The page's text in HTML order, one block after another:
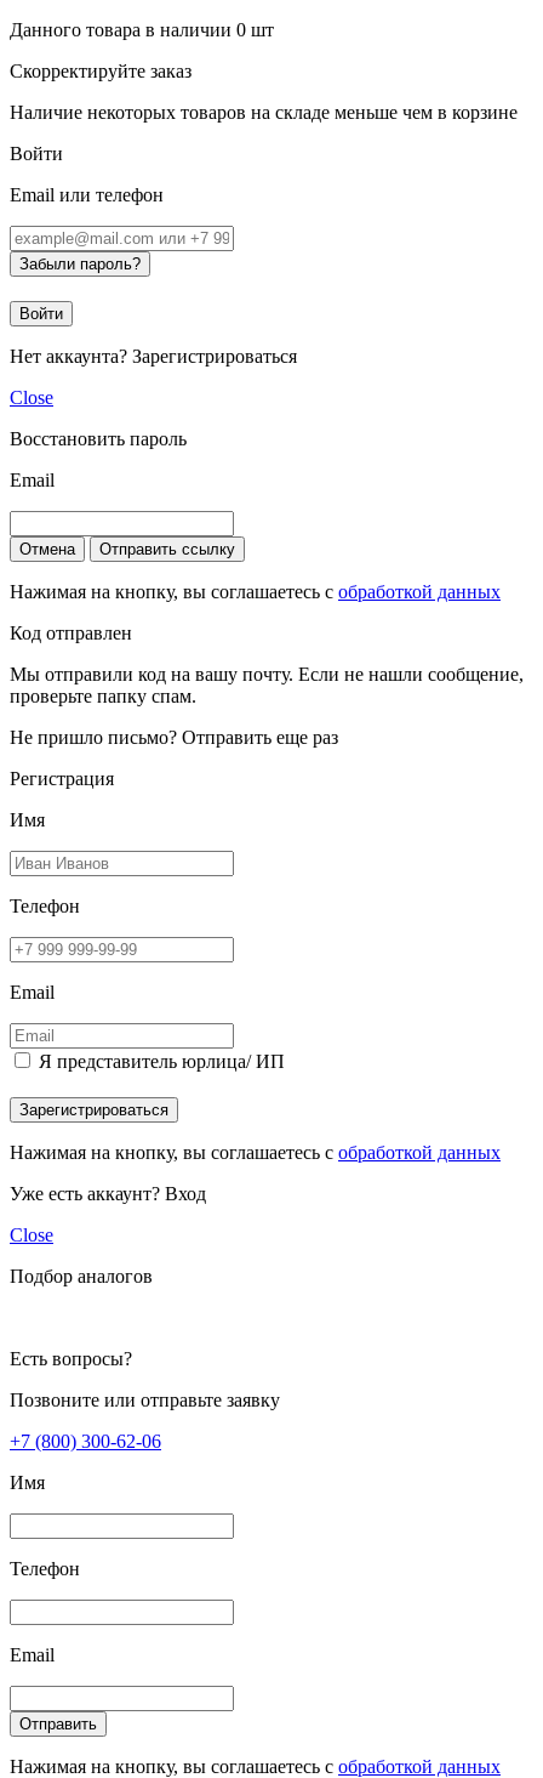
Данного товара в наличии 0 шт
Скорректируйте заказ
Наличие некоторых товаров на складе меньше чем в корзине
Войти
Email или телефон
Забыли пароль?
Войти
Нет аккаунта? Зарегистрироваться
Close
Восстановить пароль
Email
Отмена Отправить ссылку
Нажимая на кнопку, вы соглашаетесь с обработкой данных
Код отправлен
Мы отправили код на вашу почту. Если не нашли сообщение,
проверьте папку спам.
Не пришло письмо? Отправить еще раз
Регистрация
Имя
Телефон
Email
Я представитель юрлица/ ИП
Зарегистрироваться
Нажимая на кнопку, вы соглашаетесь с обработкой данных
Уже есть аккаунт? Вход
Close
Подбор аналогов
Есть вопросы?
Позвоните или отправьте заявку
+7 (800) 300-62-06
Имя
Телефон
Email
Отправить
Нажимая на кнопку, вы соглашаетесь с обработкой данных